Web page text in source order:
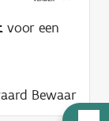
voor een
Bewaar